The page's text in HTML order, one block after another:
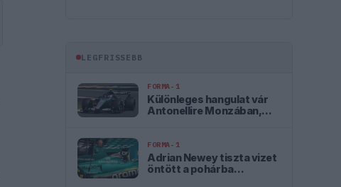
LEGFRISSEBB
FORMA-1
Különleges hangulat vár
Antonellire Monzában,
FORMA-1
Adrian Newey tiszta vizet
öntött a pohárba